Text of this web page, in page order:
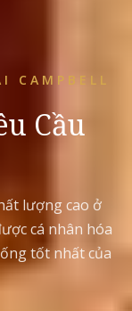
CAMPBELL
Cầu
lượng cao ở
cá nhân hóa
tốt nhất của